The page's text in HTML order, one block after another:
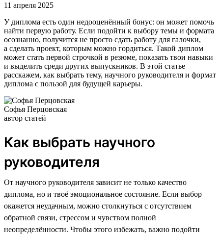
11 апреля 2025
У диплома есть один недооценённый бонус: он может помочь
найти первую работу. Если подойти к выбору темы и формата
осознанно, получится не просто сдать работу для галочки,
а сделать проект, которым можно гордиться. Такой диплом
может стать первой строчкой в резюме, показать твои навыки
и выделить среди других выпускников. В этой статье
расскажем, как выбрать тему, научного руководителя и формат
диплома с пользой для будущей карьеры.
Софья Перцовская
автор статей
Как выбрать научного
руководителя
От научного руководителя зависит не только качество
диплома, но и твоё эмоциональное состояние. Если выбор
окажется неудачным, можно столкнуться с отсутствием
обратной связи, стрессом и чувством полной
неопределённости. Чтобы этого избежать, важно подойти